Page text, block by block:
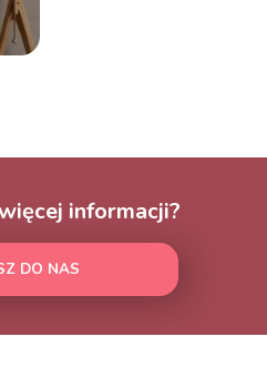
informacji?
DO NAS